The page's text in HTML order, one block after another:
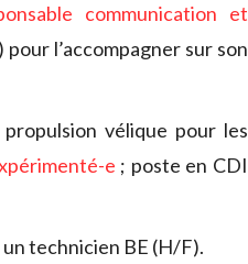
communication et
l’accompagner sur son
vélique pour les
e ; poste en CDI
technicien BE (H/F).